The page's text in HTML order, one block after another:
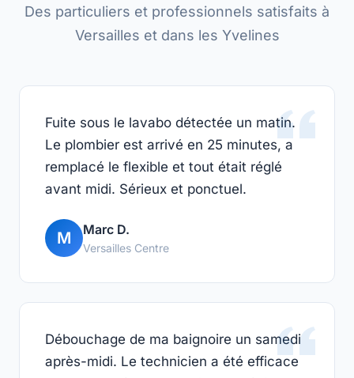
Des particuliers et professionnels satisfaits à
Versailles et dans les Yvelines
Fuite sous le lavabo détectée un matin.
Le plombier est arrivé en 25 minutes, a
remplacé le flexible et tout était réglé
avant midi. Sérieux et ponctuel.
M Marc D.
Versailles Centre
Débouchage de ma baignoire un samedi
après-midi. Le technicien a été efficace